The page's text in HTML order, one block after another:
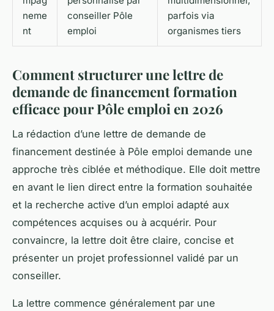
neme
nt
conseiller Pôle
emploi
parfois via
organismes tiers
Comment structurer une lettre de
demande de financement formation
efficace pour Pôle emploi en 2026
La rédaction d’une lettre de demande de
financement destinée à Pôle emploi demande une
approche très ciblée et méthodique. Elle doit mettre
en avant le lien direct entre la formation souhaitée
et la recherche active d’un emploi adapté aux
compétences acquises ou à acquérir. Pour
convaincre, la lettre doit être claire, concise et
présenter un projet professionnel validé par un
conseiller.
La lettre commence généralement par une